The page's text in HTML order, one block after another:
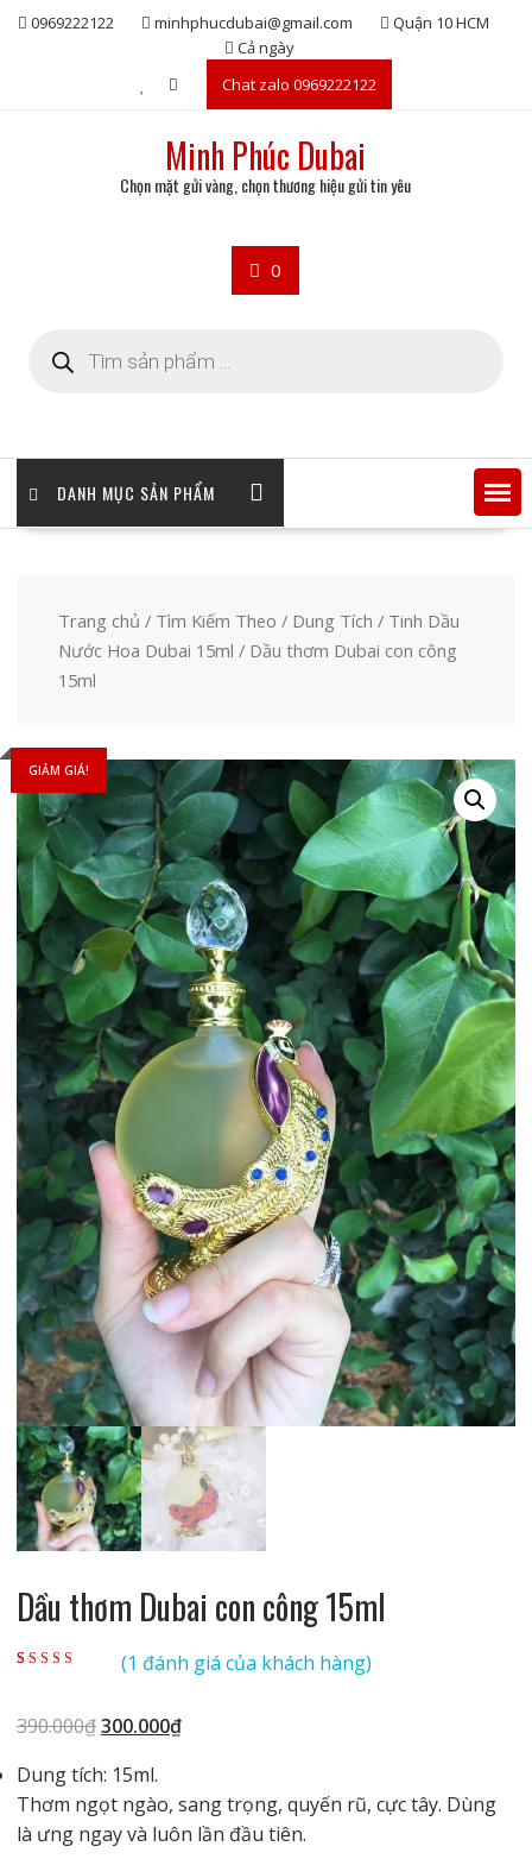
Skip0969222122 minhphucdubai@gmail.com
Quận 10 HCM
Cả ngày
Chat zalo 0969222122
Minh Phúc Dubai
Chọn mặt gửi vàng, chọn thương hiệu gửi tin yêu
0
kiếm
sản
DANH MỤC SẢN PHẨM
Trang chủ / Tìm Kiếm Theo / Dung Tích / Tinh Dầu
Nước Hoa Dubai 15ml / Dầu thơm Dubai con công
15ml
GIẢM GIÁ!
Dầu thơm Dubai con công 15ml
(1 đánh giá của khách hàng)
390.000₫Giá
là:
390.000₫.
300.000₫Giá
là:
300.000₫.
Dung tích: 15ml.
Thơm ngọt ngào, sang trọng, quyến rũ, cực tây. Dùng
là ưng ngay và luôn lần đầu tiên.